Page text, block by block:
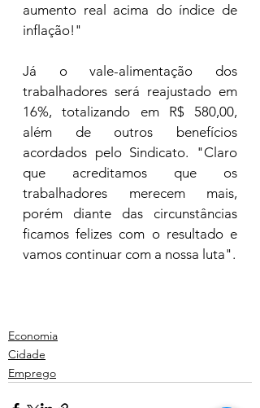
aumento real acima do índice de
inflação!"
Já o vale-alimentação dos
trabalhadores será reajustado em
16%, totalizando em R$ 580,00,
além de outros benefícios
acordados pelo Sindicato. "Claro
que acreditamos que os
trabalhadores merecem mais,
porém diante das circunstâncias
ficamos felizes com o resultado e
Economia
Cidade
Emprego